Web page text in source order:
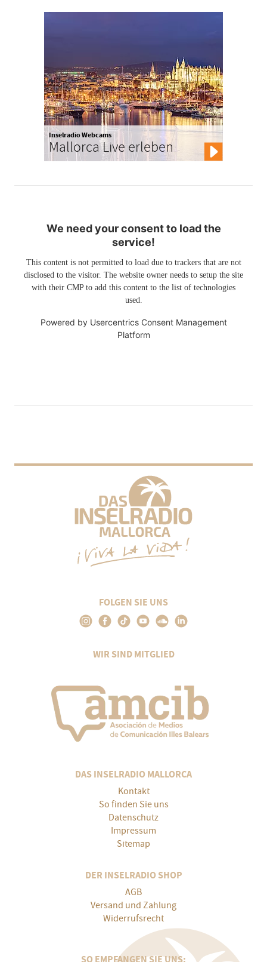
Inselradio Webcams
Mallorca Live erleben
We need your consent to load the
service!
This content is not permitted to load due to trackers that are not
disclosed to the visitor. The website owner needs to setup the site
with their CMP to add this content to the list of technologies
used.
Powered by Usercentrics Consent Management
Platform
FOLGEN SIE UNS
WIR SIND MITGLIED
DAS INSELRADIO MALLORCA
Kontakt
So finden Sie uns
Datenschutz
Impressum
Sitemap
DER INSELRADIO SHOP
AGB
Versand und Zahlung
Widerrufsrecht